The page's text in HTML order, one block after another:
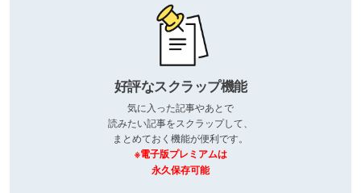
好評なスクラップ機能
気に入った記事やあとで
読みたい記事をスクラップして、
まとめておく機能が便利です。
※電子版プレミアムは
永久保存可能